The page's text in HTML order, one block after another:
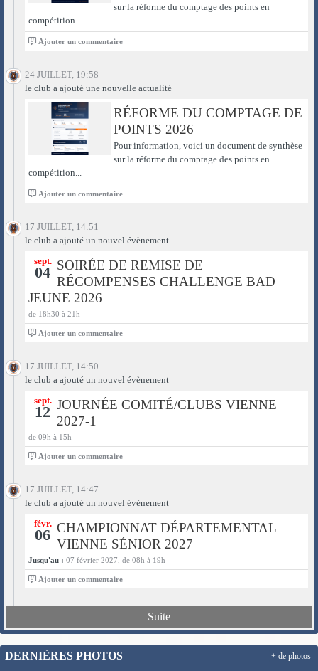
sur la réforme du comptage des points en
compétition...
0 Ajouter un commentaire
24 JUILLET, 19:58
le club a ajouté une nouvelle actualité
RÉFORME DU COMPTAGE DE
POINTS 2026
Pour information, voici un document de synthèse
sur la réforme du comptage des points en
compétition...
0 Ajouter un commentaire
17 JUILLET, 14:51
le club a ajouté un nouvel évènement
sept.
04 SOIRÉE DE REMISE DE
RÉCOMPENSES CHALLENGE BAD
JEUNE 2026
de 18h30 à 21h
0 Ajouter un commentaire
17 JUILLET, 14:50
le club a ajouté un nouvel évènement
sept.
12 JOURNÉE COMITÉ/CLUBS VIENNE
2027-1
de 09h à 15h
0 Ajouter un commentaire
17 JUILLET, 14:47
le club a ajouté un nouvel évènement
févr.
06 CHAMPIONNAT DÉPARTEMENTAL
VIENNE SÉNIOR 2027
Jusqu'au : 07 février 2027, de 08h à 19h
0 Ajouter un commentaire
Suite
DERNIÈRES PHOTOS + de photos